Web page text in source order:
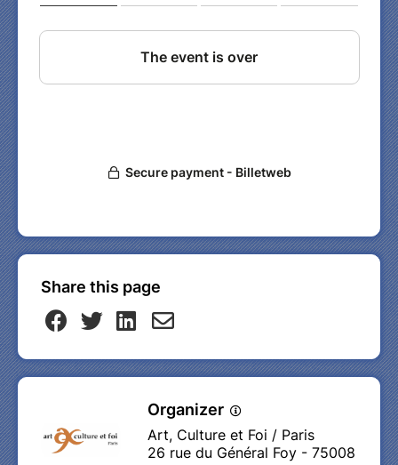
Share this page
Organizer
Art, Culture et Foi / Paris
26 rue du Général Foy - 75008